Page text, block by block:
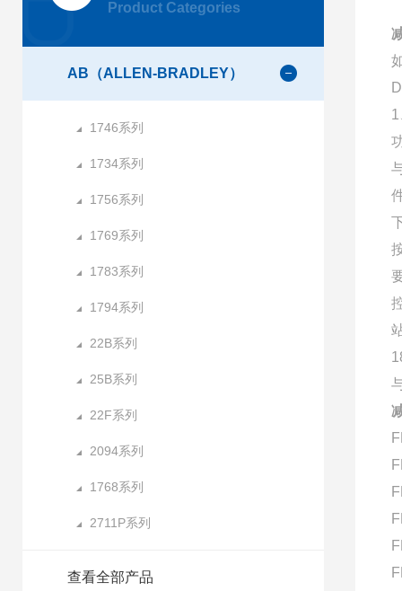
Product Categories
AB（ALLEN-BRADLEY）
1746系列
1734系列
1756系列
1769系列
1783系列
1794系列
22B系列
25B系列
22F系列
2094系列
1768系列
2711P系列
查看全部产品